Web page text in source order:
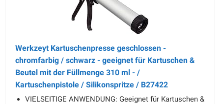
Werkzeyt Kartuschenpresse geschlossen -
chromfarbig / schwarz - geeignet für Kartuschen &
Beutel mit der Füllmenge 310 ml - /
Kartuschenpistole / Silikonspritze / B27422
VIELSEITIGE ANWENDUNG: Geeignet für Kartuschen &